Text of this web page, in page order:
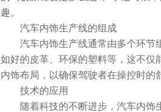
趣。
汽车内饰生产线的组成
汽车内饰生产线通常由多个环节组
如好的皮革、环保的塑料等，这不仅
内饰布局，以确保驾驶者在操控时的
技术的应用
随着科技的不断进步，汽车内饰生